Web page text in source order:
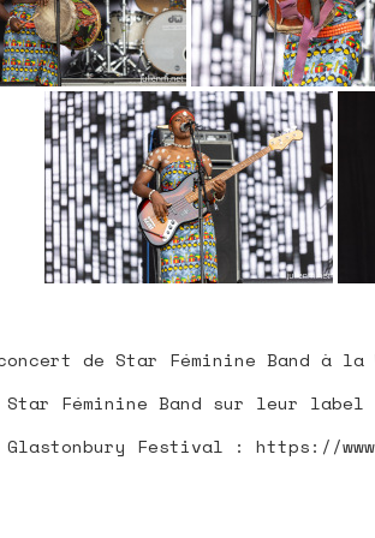
de Star Féminine Band à
Star Féminine Band sur leur
Festival : https://